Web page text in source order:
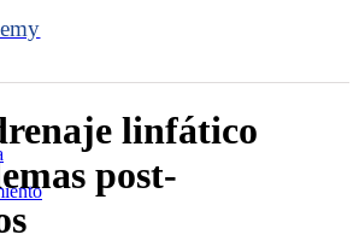
linfático
post-